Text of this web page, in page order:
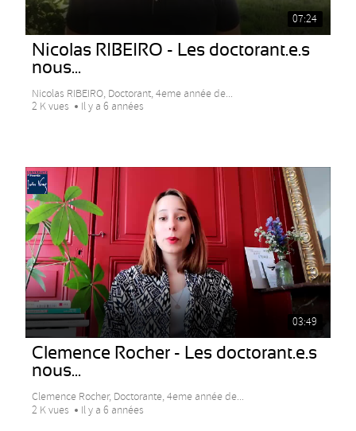
07:24
Nicolas RIBEIRO - Les doctorant.e.s
nous...
Nicolas RIBEIRO, Doctorant, 4eme année de...
2 K vues
Il y a 6 années
03:49
Clemence Rocher - Les doctorant.e.s
nous...
Clemence Rocher, Doctorante, 4eme année de...
2 K vues
Il y a 6 années